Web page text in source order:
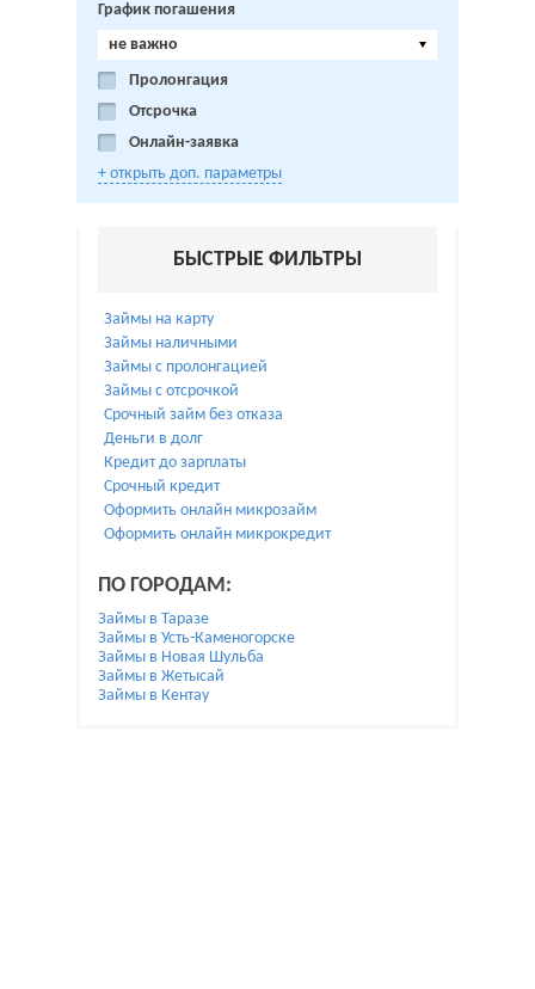
График погашения
не важно
Пролонгация
Отсрочка
Онлайн-заявка
+ открыть доп. параметры
БЫСТРЫЕ ФИЛЬТРЫ
Займы на карту
Займы наличными
Займы с пролонгацией
Займы с отсрочкой
Срочный займ без отказа
Деньги в долг
Кредит до зарплаты
Срочный кредит
Оформить онлайн микрозайм
Оформить онлайн микрокредит
ПО ГОРОДАМ:
Займы в Таразе
Займы в Усть-Каменогорске
Займы в Новая Шульба
Займы в Жетысай
Займы в Кентау